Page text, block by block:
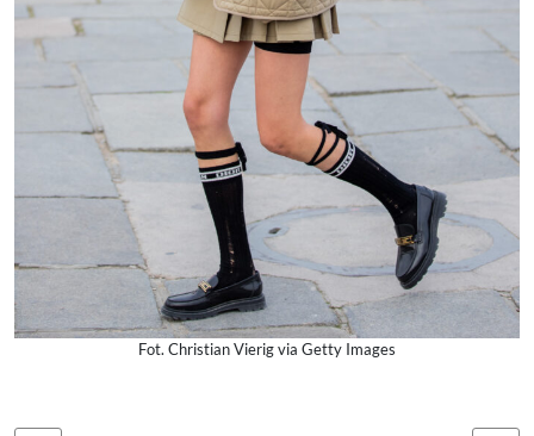
Fot. Christian Vierig via Getty Images